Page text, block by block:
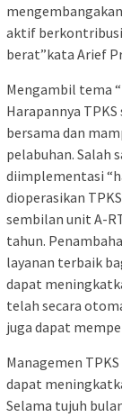
aktif berkontribusi
berat”kata Arief
Mengambil tema
Harapannya
bersama dan
pelabuhan. Salah
diimplementasi
dioperasikan
sembilan unit A-
tahun.
layanan terbaik
dapat
telah secara
juga dapat
Managemen
dapat
Selama tujuh